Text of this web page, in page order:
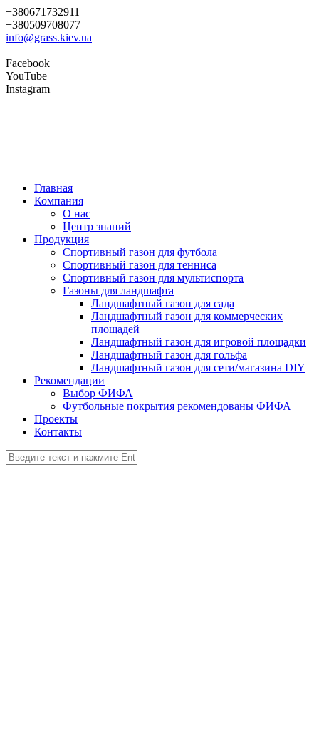
+380671732911
+380509708077
info@grass.kiev.ua
Facebook
YouTube
Instagram
Главная
Компания
О нас
Центр знаний
Продукция
Cпортивный газон для футбола
Cпортивный газон для тенниса
Cпортивный газон для мультиспорта
Газоны для ландшафта
Ландшафтный газон для сада
Ландшафтный газон для коммерческих
площадей
Ландшафтный газон для игровой площадки
Ландшафтный газон для гольфа
Ландшафтный газон для сети/магазина DIY
Рекомендации
Выбор ФИФА
Футбольные покрытия рекомендованы ФИФА
Проекты
Контакты